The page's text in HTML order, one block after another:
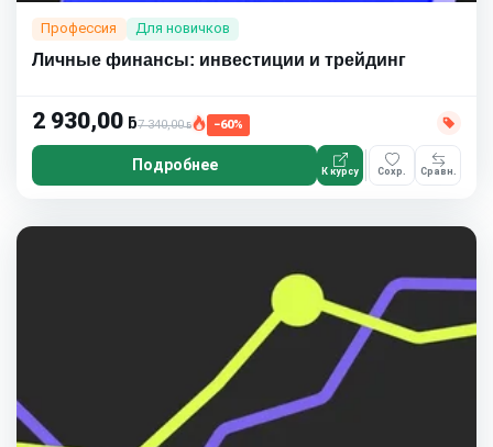
Профессия Для новичков
Личные финансы: инвестиции и трейдинг
2 930,00 ƃ7 340,00ƃ −60%
Подробнее К курсу Сохр. Сравн.